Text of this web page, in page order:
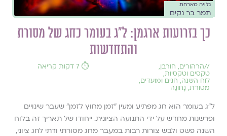
גלויה מארחת
תמר בר נקים
כך בזרועות ארגמן: ל"ג בעומר כחג של מסורת
והתחדשות
//הרהורים, חורבן,
טקסים וטקסיות,
לוח השנה, חגים ומועדים,
מסורת, נָחוּגָה
⏱️ 7 דקות קריאה
ל"ג בעומר הוא חג מפתיע ומעין "זמן מחוץ לזמן" שעבר שינויים
ופרשנות מחדש על ידי התנועה הציונית. ייחודו של תאריך זה בלוח
השנה פשט ולבש צורות רבות במעבר מחג מסורתי ודתי לחג ציוני,